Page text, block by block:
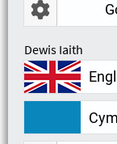
Yna
Dewis Iaith